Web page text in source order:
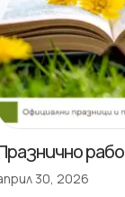
30, 2026